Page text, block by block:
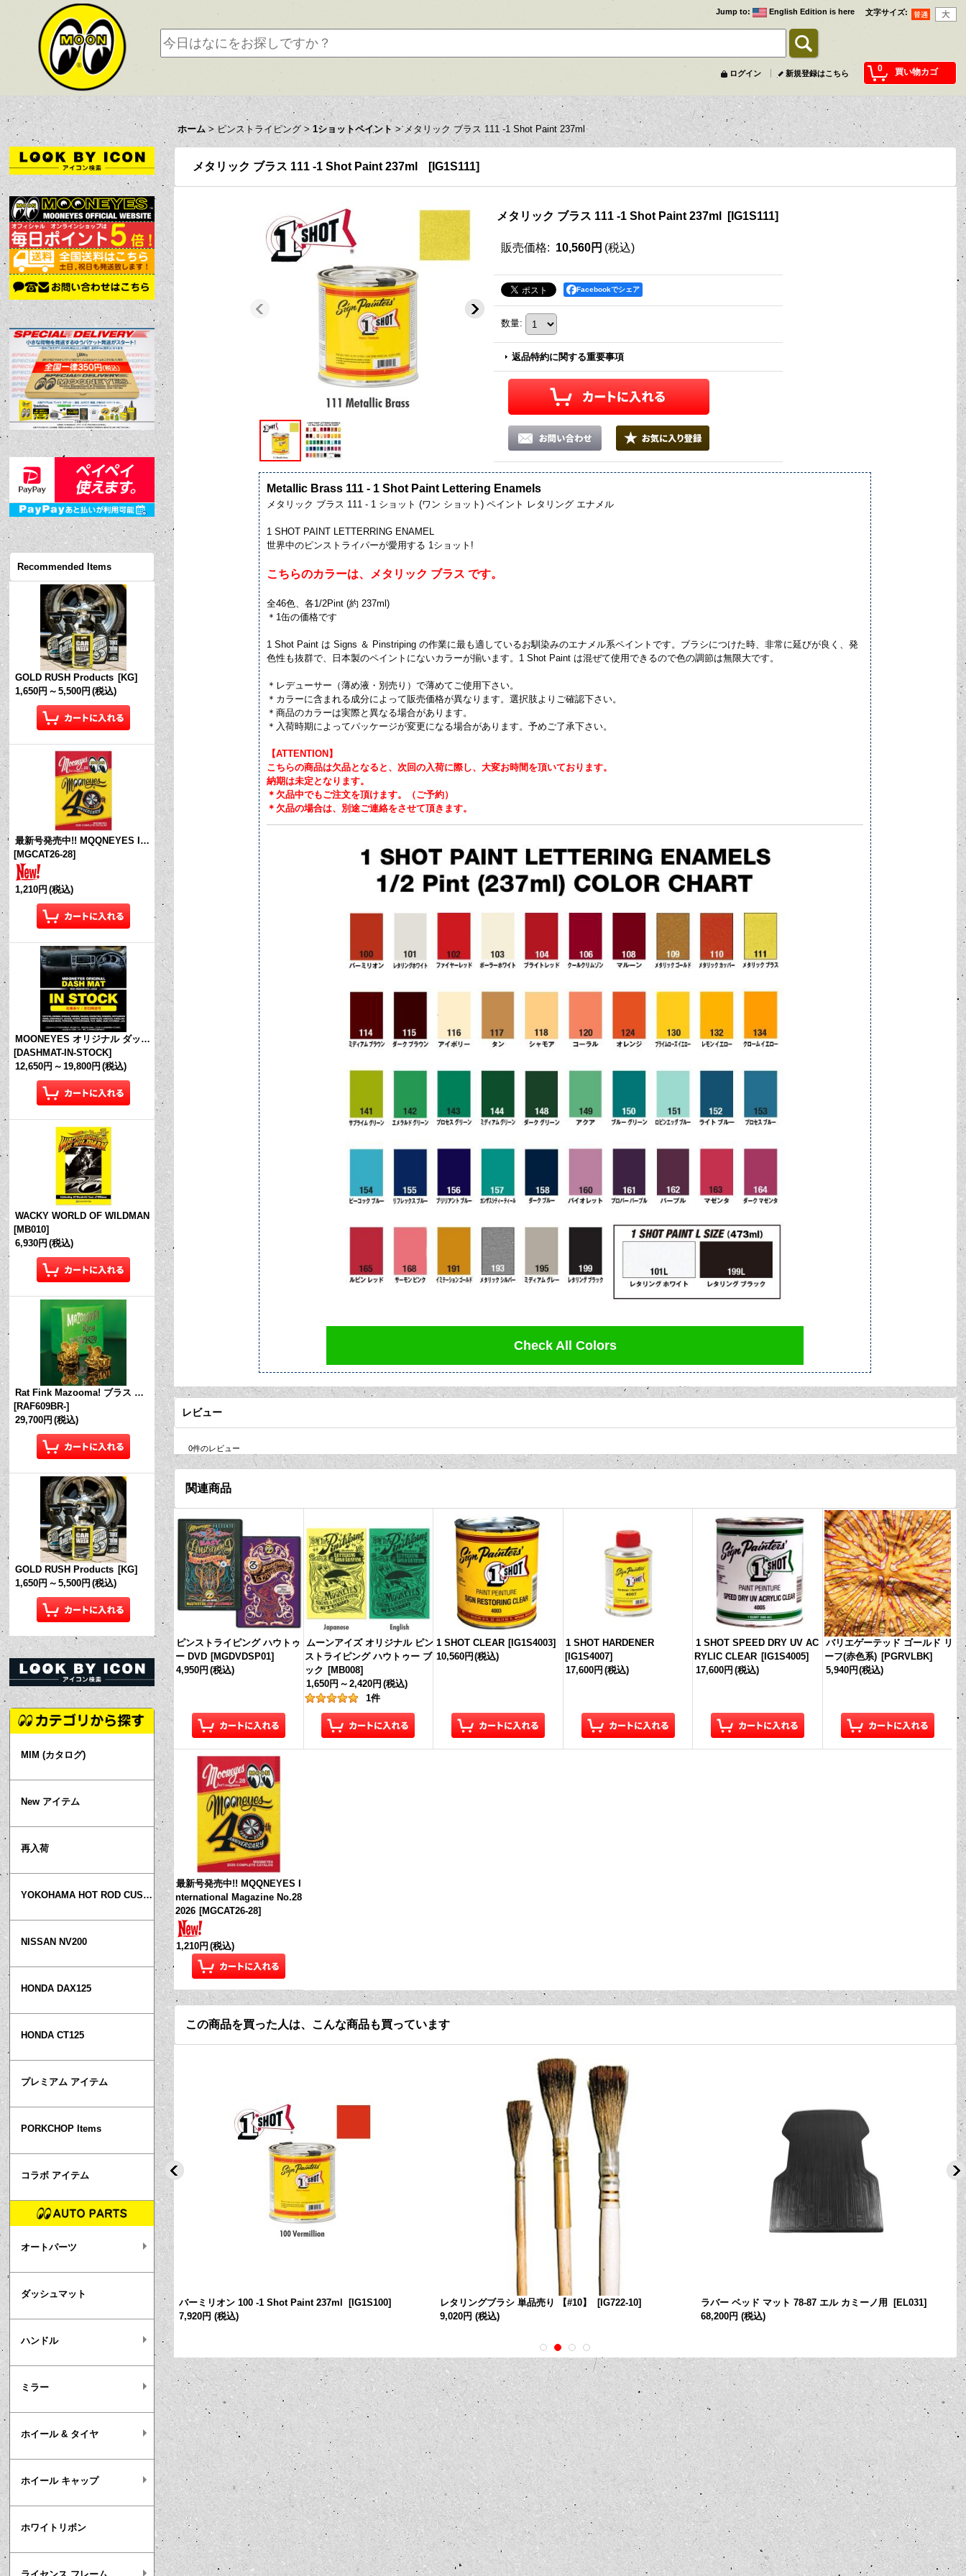
文字サイズ:
Jump to: English Edition is here
0 買い物カゴ
ログイン 新規登録はこちら
ホーム > ピンストライピング > 1ショットペイント > メタリック ブラス 111 -1 Shot Paint 237ml
Recommended Items
GOLD RUSH Products [KG]
1,650円 ～ 5,500円 (税込)
最新号発売中!! MQQNEYES International Magazine No.28 2026
[MGCAT26-28]
1,210円 (税込)
MOONEYES オリジナル ダッシュマット (in Stock!)
[DASHMAT-IN-STOCK]
12,650円 ～ 19,800円 (税込)
WACKY WORLD OF WILDMAN
[MB010]
6,930円 (税込)
Rat Fink Mazooma! ブラス リング
[RAF609BR-]
29,700円 (税込)
GOLD RUSH Products [KG]
1,650円 ～ 5,500円 (税込)
MIM (カタログ)
New アイテム
再入荷
YOKOHAMA HOT ROD CUSTOM SHOW
NISSAN NV200
HONDA DAX125
HONDA CT125
プレミアム アイテム
PORKCHOP Items
コラボ アイテム
オートパーツ
ダッシュマット
ハンドル
ミラー
ホイール & タイヤ
ホイール キャップ
ホワイトリボン
メタリック ブラス 111 -1 Shot Paint 237ml [IG1S111]
メタリック ブラス 111 -1 Shot Paint 237ml [IG1S111]
販売価格: 10,560円 (税込)
Facebookでシェア
数量:
返品特約に関する重要事項
Metallic Brass 111 - 1 Shot Paint Lettering Enamels
メタリック ブラス 111 - 1 ショット (ワン ショット) ペイント レタリング エナメル
1 SHOT PAINT LETTERRING ENAMEL
世界中のピンストライパーが愛用する 1ショット!
こちらのカラーは、メタリック ブラス です。
全46色、各1/2Pint (約 237ml)
＊1缶の価格です
1 Shot Paint は Signs ＆ Pinstriping の作業に最も適しているお馴染みのエナメル系ペイントです。ブラシにつけた時、非常に延びが良く、発
色性も抜群で、日本製のペイントにないカラーが揃います。1 Shot Paint は混ぜて使用できるので色の調節は無限大です。
＊レデューサー（薄め液・別売り）で薄めてご使用下さい。
＊カラーに含まれる成分によって販売価格が異なります。選択肢よりご確認下さい。
＊商品のカラーは実際と異なる場合があります。
＊入荷時期によってパッケージが変更になる場合があります。予めご了承下さい。
【ATTENTION】
こちらの商品は欠品となると、次回の入荷に際し、大変お時間を頂いております。
納期は未定となります。
＊欠品中でもご注文を頂けます。（ご予約）
＊欠品の場合は、別途ご連絡をさせて頂きます。
Check All Colors
レビュー
0件のレビュー
関連商品
ピンストライピング ハウトゥ
ー DVD [MGDVDSP01]
4,950円 (税込)
ムーンアイズ オリジナル ピン
ストライピング ハウトゥー ブ
ック [MB008]
1,650円 ～ 2,420円 (税込)
1件
1 SHOT CLEAR [IG1S4003]
10,560円 (税込)
1 SHOT HARDENER
[IG1S4007]
17,600円 (税込)
1 SHOT SPEED DRY UV AC
RYLIC CLEAR [IG1S4005]
17,600円 (税込)
バリエゲーテッド ゴールド リ
ーフ(赤色系) [PGRVLBK]
5,940円 (税込)
最新号発売中!! MQQNEYES I
nternational Magazine No.28
2026 [MGCAT26-28]
1,210円 (税込)
この商品を買った人は、こんな商品も買っています
Paint 237ml [IG1S124 バーミリオン 100 -1 Shot Paint 237ml [IG1S100]
7,920円 (税込)
レタリングブラシ 単品売り 【#10】 [IG722-10]
9,020円 (税込)
ラバー ベッド マット 78-87 エル カミーノ用 [EL031]
68,200円 (税込)